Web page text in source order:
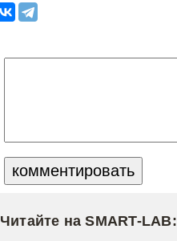
Читайте на SMART-LAB: